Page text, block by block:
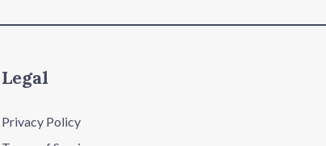
Legal
Privacy Policy